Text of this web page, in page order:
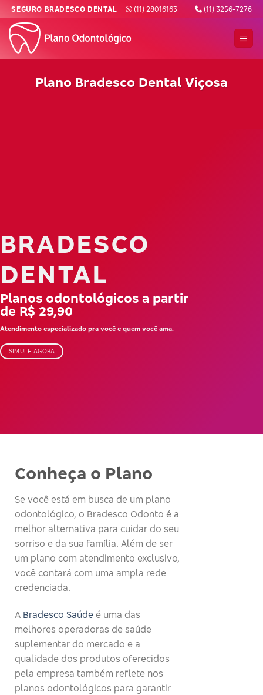
Skip
content
SEGURO BRADESCO DENTAL (11) 28016163 (11) 3256-7276
Plano Bradesco Dental Viçosa
BRADESCO
DENTAL
Planos odontológicos a partir
de R$ 29,90
Atendimento especializado pra você e quem você ama.
SIMULE AGORA
Conheça o Plano
Se você está em busca de um plano
odontológico, o Bradesco Odonto é a
melhor alternativa para cuidar do seu
sorriso e da sua família. Além de ser
um plano com atendimento exclusivo,
você contará com uma ampla rede
credenciada.
A Bradesco Saúde é uma das
melhores operadoras de saúde
suplementar do mercado e a
qualidade dos produtos oferecidos
pela empresa também reflete nos
planos odontológicos para garantir